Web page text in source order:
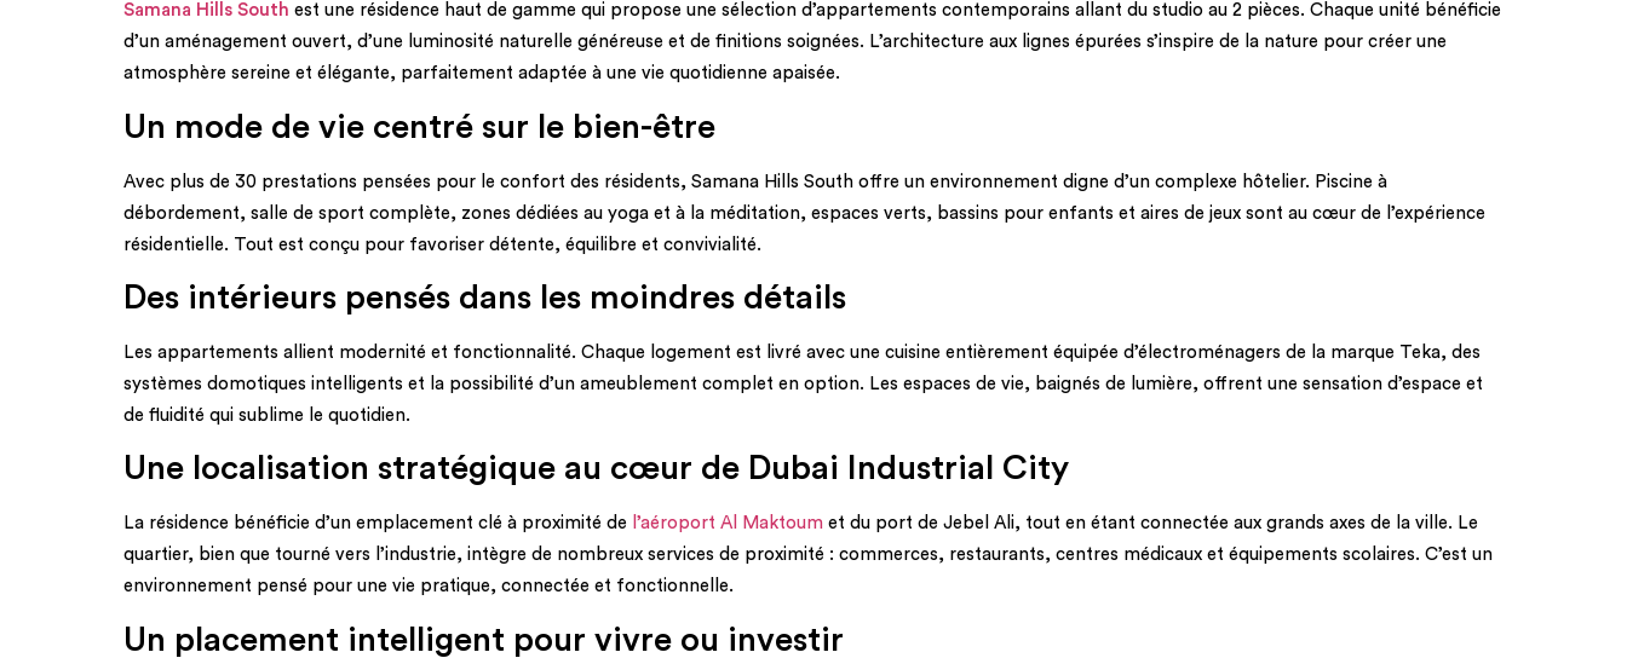
Samana Hills South est une résidence haut de gamme qui propose une sélection d’appartements contemporains allant du studio au 2 pièces. Chaque unité bénéficie
d’un aménagement ouvert, d’une luminosité naturelle généreuse et de finitions soignées. L’architecture aux lignes épurées s’inspire de la nature pour créer une
atmosphère sereine et élégante, parfaitement adaptée à une vie quotidienne apaisée.
Un mode de vie centré sur le bien-être
Avec plus de 30 prestations pensées pour le confort des résidents, Samana Hills South offre un environnement digne d’un complexe hôtelier. Piscine à
débordement, salle de sport complète, zones dédiées au yoga et à la méditation, espaces verts, bassins pour enfants et aires de jeux sont au cœur de l’expérience
résidentielle. Tout est conçu pour favoriser détente, équilibre et convivialité.
Des intérieurs pensés dans les moindres détails
Les appartements allient modernité et fonctionnalité. Chaque logement est livré avec une cuisine entièrement équipée d’électroménagers de la marque Teka, des
systèmes domotiques intelligents et la possibilité d’un ameublement complet en option. Les espaces de vie, baignés de lumière, offrent une sensation d’espace et
de fluidité qui sublime le quotidien.
Une localisation stratégique au cœur de Dubai Industrial City
La résidence bénéficie d’un emplacement clé à proximité de l’aéroport Al Maktoum et du port de Jebel Ali, tout en étant connectée aux grands axes de la ville. Le
quartier, bien que tourné vers l’industrie, intègre de nombreux services de proximité : commerces, restaurants, centres médicaux et équipements scolaires. C’est un
environnement pensé pour une vie pratique, connectée et fonctionnelle.
Un placement intelligent pour vivre ou investir